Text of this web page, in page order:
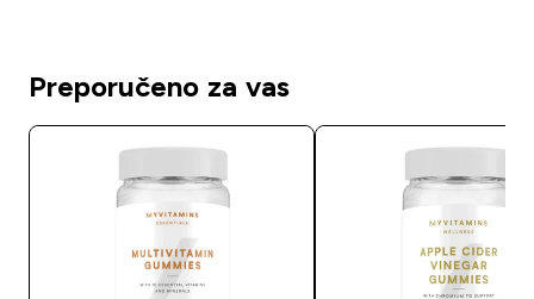
Preporučeno za vas